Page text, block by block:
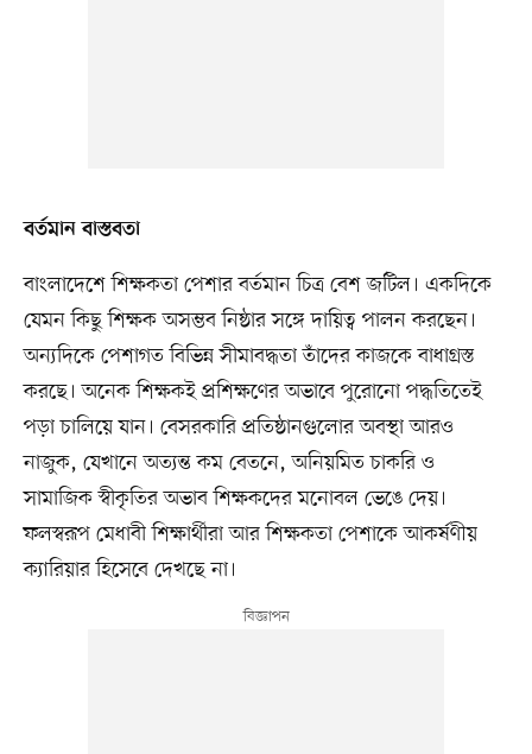
বর্তমান বাস্তবতা
বাংলাদেশে শিক্ষকতা পেশার বর্তমান চিত্র বেশ জটিল। একদিকে
যেমন কিছু শিক্ষক অসম্ভব নিষ্ঠার সঙ্গে দায়িত্ব পালন করছেন।
অন্যদিকে পেশাগত বিভিন্ন সীমাবদ্ধতা তাঁদের কাজকে বাধাগ্রস্ত
করছে। অনেক শিক্ষকই প্রশিক্ষণের অভাবে পুরোনো পদ্ধতিতেই
পড়া চালিয়ে যান। বেসরকারি প্রতিষ্ঠানগুলোর অবস্থা আরও
নাজুক, যেখানে অত্যন্ত কম বেতনে, অনিয়মিত চাকরি ও
সামাজিক স্বীকৃতির অভাব শিক্ষকদের মনোবল ভেঙে দেয়।
ফলস্বরূপ মেধাবী শিক্ষার্থীরা আর শিক্ষকতা পেশাকে আকর্ষণীয়
ক্যারিয়ার হিসেবে দেখছে না।